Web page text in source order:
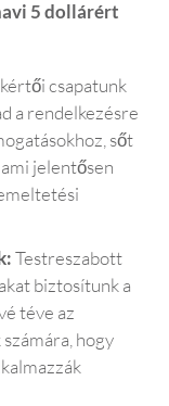
5 dollárért
csapatunk
a rendelkezésre
sőt
jelentősen
Testreszabott
biztosítunk a
téve az
hogy